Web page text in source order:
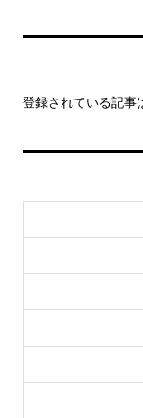
登録されている記事